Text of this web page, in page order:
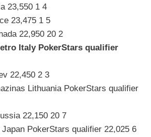
23,550 1 4
23,475 1 5
22,950 20 2
Italy PokerStars qualifier
22,450 2 3
Lithuania PokerStars qualifier
22,150 20 7
PokerStars qualifier 22,025 6